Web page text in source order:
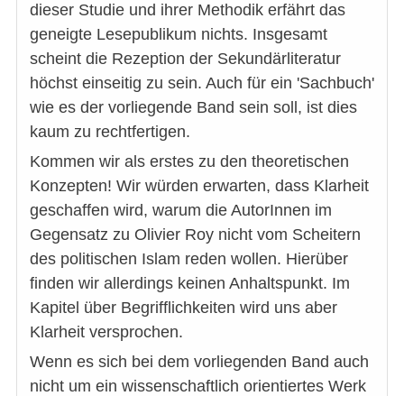
dieser Studie und ihrer Methodik erfährt das
geneigte Lesepublikum nichts. Insgesamt
scheint die Rezeption der Sekundärliteratur
höchst einseitig zu sein. Auch für ein 'Sachbuch'
wie es der vorliegende Band sein soll, ist dies
kaum zu rechtfertigen.
Kommen wir als erstes zu den theoretischen
Konzepten! Wir würden erwarten, dass Klarheit
geschaffen wird, warum die AutorInnen im
Gegensatz zu Olivier Roy nicht vom Scheitern
des politischen Islam reden wollen. Hierüber
finden wir allerdings keinen Anhaltspunkt. Im
Kapitel über Begrifflichkeiten wird uns aber
Klarheit versprochen.
Wenn es sich bei dem vorliegenden Band auch
nicht um ein wissenschaftlich orientiertes Werk